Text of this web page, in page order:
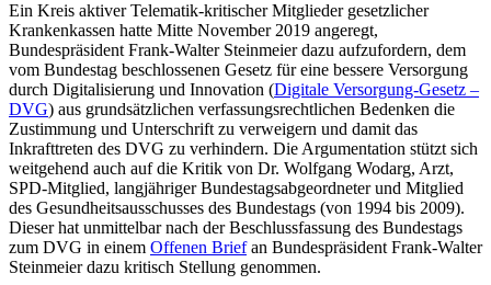
Ein Kreis aktiver Telematik-kritischer Mitglieder gesetzlicher
Krankenkassen hatte Mitte November 2019 angeregt,
Bundespräsident Frank-Walter Steinmeier dazu aufzufordern, dem
vom Bundestag beschlossenen Gesetz für eine bessere Versorgung
durch Digitalisierung und Innovation (Digitale Versorgung-Gesetz –
DVG) aus grundsätzlichen verfassungsrechtlichen Bedenken die
Zustimmung und Unterschrift zu verweigern und damit das
Inkrafttreten des DVG zu verhindern. Die Argumentation stützt sich
weitgehend auch auf die Kritik von Dr. Wolfgang Wodarg, Arzt,
SPD-Mitglied, langjähriger Bundestagsabgeordneter und Mitglied
des Gesundheitsausschusses des Bundestags (von 1994 bis 2009).
Dieser hat unmittelbar nach der Beschlussfassung des Bundestags
zum DVG in einem Offenen Briefan Bundespräsident Frank-Walter
Steinmeier dazu kritisch Stellung genommen.